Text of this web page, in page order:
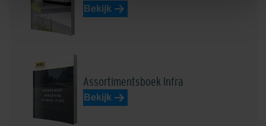
Bekijk
Assortimentsboek Infra
Bekijk